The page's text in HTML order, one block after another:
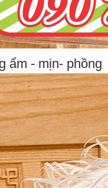
ẩm - mịn- phồng